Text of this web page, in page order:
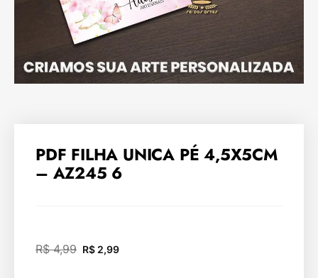
PDF FILHA UNICA PÉ 4,5X5CM
– AZ245 6
R$4,99 R$ 2,99